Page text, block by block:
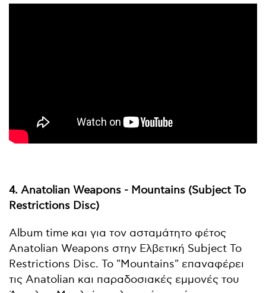
4. Anatolian Weapons - Mountains (Subject To
Restrictions Disc)
Album time και για τον ασταμάτητο φέτος
Anatolian Weapons στην Ελβετική Subject To
Restrictions Disc. Το "Mountains" επαναφέρει
τις Anatolian και παραδοσιακές εμμονές του